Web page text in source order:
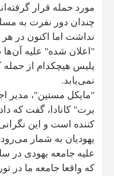
مورد حمله قرار
چندان دور نفرت به
"اعلان شده" علیه
پلیس هیچکدام از حمله
نمی‌یابد.
"مایکل مستین"، مدیر
برت" کانادا، گفت که
کننده است و این
یهودیان به شمار
علیه جامعه یهودی
که واقعا جامعه ما در